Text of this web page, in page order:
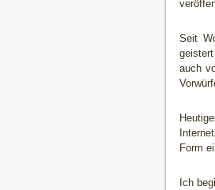
Seit
auch
Form
Ich